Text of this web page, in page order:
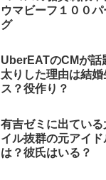
ウマビーフ１００
グ
UberEATのCMが話
太りした理由は結
ス？役作り？
有吉ゼミに出てい
イル抜群の元アイ
は？彼氏はいる？